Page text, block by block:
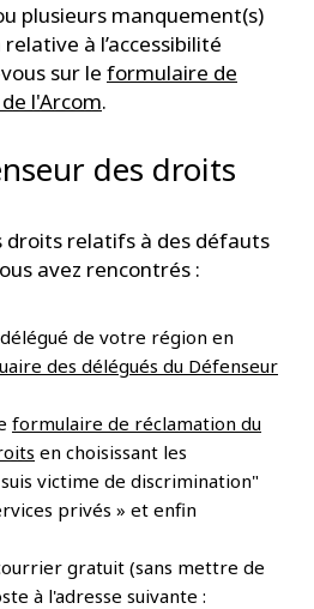
plusieurs manquement(s)
à l’accessibilité
sur le formulaire de
l'Arcom.
des droits
droits relatifs à des défauts
avez rencontrés :
de votre région en
des délégués du Défenseur
formulaire de réclamation du
en choisissant les
victime de discrimination"
privés » et enfin
gratuit (sans mettre de
à l'adresse suivante :